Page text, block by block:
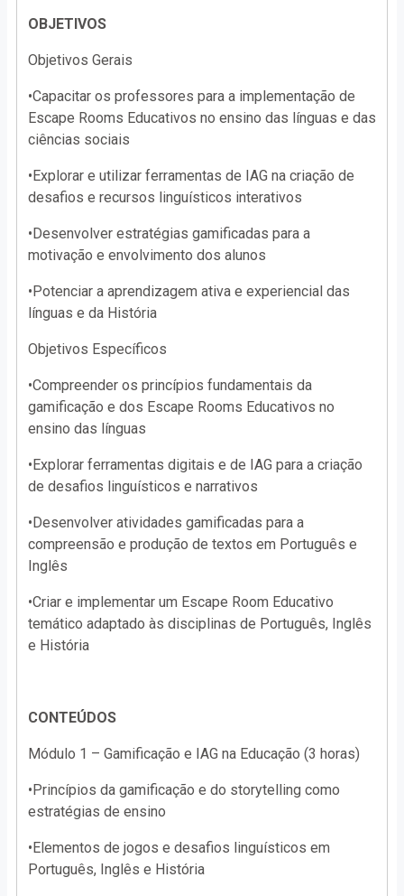
OBJETIVOS
Objetivos Gerais
•Capacitar os professores para a implementação de
Escape Rooms Educativos no ensino das línguas e das
ciências sociais
•Explorar e utilizar ferramentas de IAG na criação de
desafios e recursos linguísticos interativos
•Desenvolver estratégias gamificadas para a
motivação e envolvimento dos alunos
•Potenciar a aprendizagem ativa e experiencial das
línguas e da História
Objetivos Específicos
•Compreender os princípios fundamentais da
gamificação e dos Escape Rooms Educativos no
ensino das línguas
•Explorar ferramentas digitais e de IAG para a criação
de desafios linguísticos e narrativos
•Desenvolver atividades gamificadas para a
compreensão e produção de textos em Português e
Inglês
•Criar e implementar um Escape Room Educativo
temático adaptado às disciplinas de Português, Inglês
e História
CONTEÚDOS
Módulo 1 – Gamificação e IAG na Educação (3 horas)
•Princípios da gamificação e do storytelling como
estratégias de ensino
•Elementos de jogos e desafios linguísticos em
Português, Inglês e História